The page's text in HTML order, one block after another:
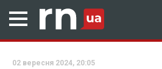
02 вересня 2024, 20:05